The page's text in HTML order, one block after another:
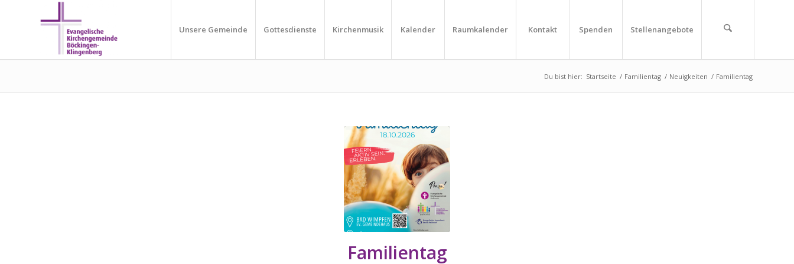
Unsere Gemeinde Gottesdienste Kirchenmusik Kalender Raumkalender Kontakt Spenden Stellenangebote
Du bist hier: Startseite / Familientag / Neuigkeiten / Familientag
Familientag